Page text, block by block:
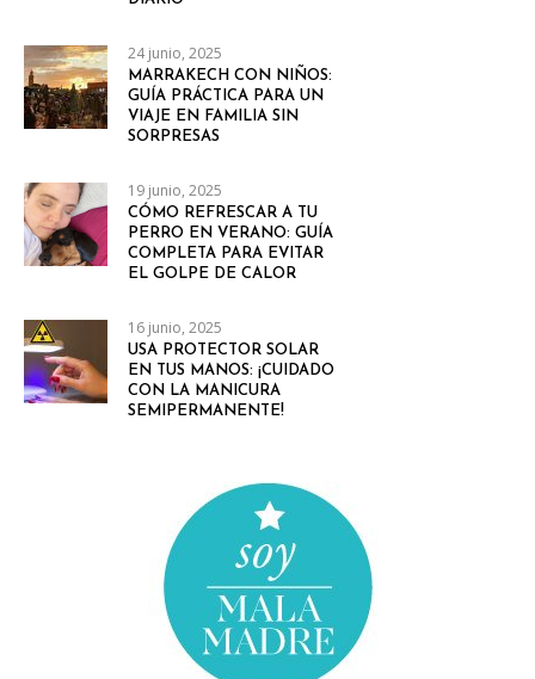
24 junio, 2025
MARRAKECH CON NIÑOS:
GUÍA PRÁCTICA PARA UN
VIAJE EN FAMILIA SIN
SORPRESAS
19 junio, 2025
CÓMO REFRESCAR A TU
PERRO EN VERANO: GUÍA
COMPLETA PARA EVITAR
EL GOLPE DE CALOR
16 junio, 2025
USA PROTECTOR SOLAR
EN TUS MANOS: ¡CUIDADO
CON LA MANICURA
SEMIPERMANENTE!